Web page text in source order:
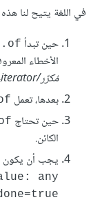
في اللغة يتيح لنا
حين تبدأ
الأخطاء
مُكرِّر/iterator
بعدها، تعمل
حين تحتاج
الكائن.
يجب أن يكون
any}